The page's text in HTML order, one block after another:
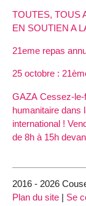
TOUTES, TOUS
EN SOUTIEN A
21eme repas
25 octobre :
GAZA Cessez-le-
humanitaire dans
international !
de 8h à 15h
2016 - 2026
Plan du site | Se